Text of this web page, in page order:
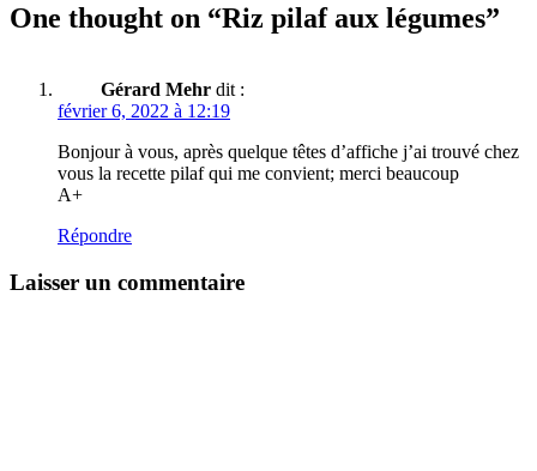
One thought on “Riz pilaf aux légumes”
Gérard Mehr dit :
février 6, 2022 à 12:19
Bonjour à vous, après quelque têtes d’affiche j’ai trouvé chez
vous la recette pilaf qui me convient; merci beaucoup
A+
Répondre
Laisser un commentaire